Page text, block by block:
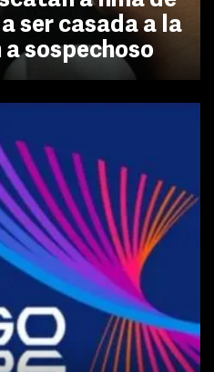
ser casada a la
sospechoso